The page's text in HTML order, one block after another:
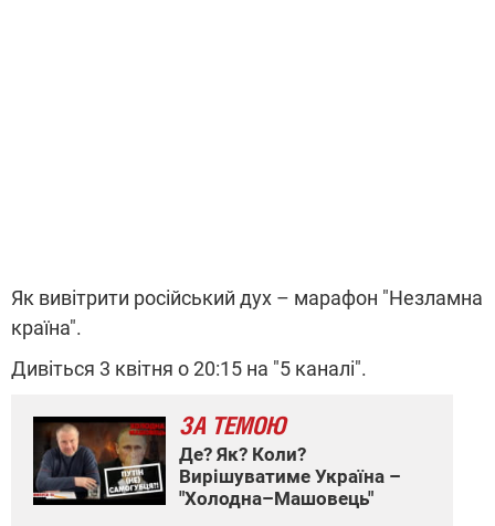
Як вивітрити російський дух – марафон "Незламна
країна".
Дивіться 3 квітня о 20:15 на "5 каналі".
ЗА ТЕМОЮ
Де? Як? Коли?
Вирішуватиме Україна –
"Холодна–Машовець"